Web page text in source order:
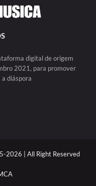
digital de origem
2021, para promover
a diáspora
2026 | All Right Reserved